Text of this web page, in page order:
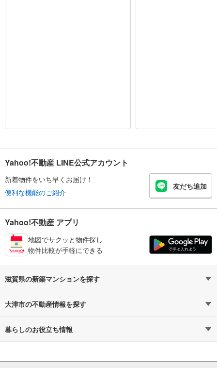
Yahoo!不動産 LINE公式アカウント
新着物件をいち早くお届け！
便利な機能のご紹介
友だち追加
Yahoo!不動産 アプリ
地図でサクッと物件探し
物件比較が手軽にできる
滋賀県の新築マンションを探す
路線・駅から探す
通勤時間から探す
大津市の不動産情報を探す
不動産・住宅
暮らしのお役立ち情報